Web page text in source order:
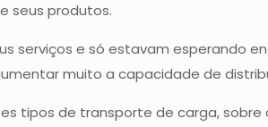
seus produtos.
serviços e só estavam esperando
muito a capacidade de
tipos de transporte de carga,